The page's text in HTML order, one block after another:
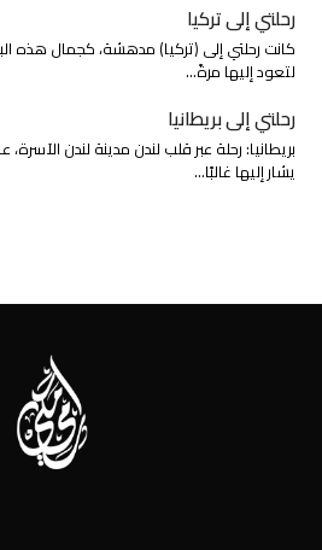
رحلتي إلى تركيا
كانت رحلتي إلى (تركيا) مدهشة، كجمال هذه
لتعود إليها مرةً…
رحلتي إلى بريطانيا
بريطانيا: رحلة عبر قلب لندن مدينة لندن الآسرة،
يشار إليها غالبًا…